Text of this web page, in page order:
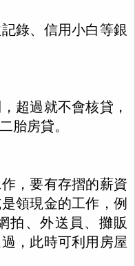
錄、信用小白等銀
超過就不會核貸，
胎房貸。
，要有存摺的薪資
領現金的工作，例
拍、外送員、攤販
，此時可利用房屋